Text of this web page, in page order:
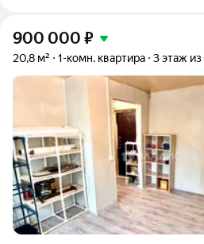
900 000 ₽
20,8 м² 1-комн. квартира 3 этаж из